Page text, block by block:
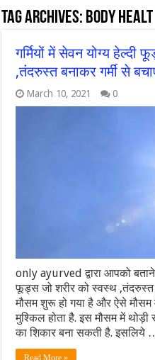
Tag Archives: body healt
गर्मियों में सेवन योग्य हेल्दी
,तंदरुस्त बनाकर गर्मी से
March 10, 2021 0
only ayurved द्वारा आपको बताने
फूड्स जो शरीर को स्वस्थ ,तंदरुस्त
मौसम शुरू हो गया है और ऐसे
मुश्किल होता है. इस मौसम में थोड़ी
का शिकार बना सकती है. इसलिये
Read More »